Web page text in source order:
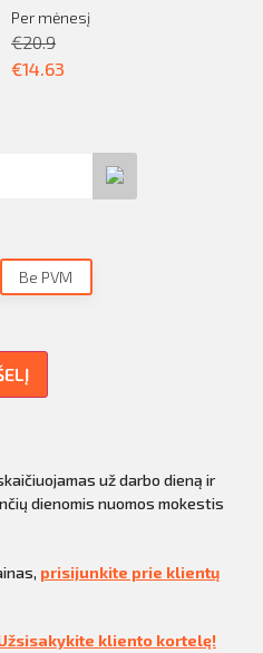
Per mėnesį
€20.9
€14.63
Be PVM
už darbo dieną ir
dienomis nuomos mokestis
prisijunkite prie klientų
kliento kortelę!